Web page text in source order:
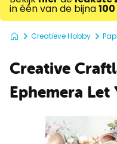
in één van de bijna
Creatieve Hobby
Creative
Ephemera Let